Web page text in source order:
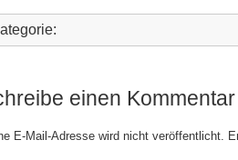
einen Kommentar
E-Mail-Adresse wird nicht veröffentlicht.